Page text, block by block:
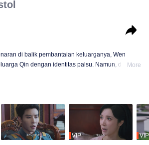
di balik pembantaian keluarganya, Wen
Qin dengan identitas palsu. Namun, dia tak
kembali dengan tekad balas dendam, Ia
Wen Yunong sebagai penipu cinta. Meskipun
emosi mereka semakin dalam di setiap
More
VIP VIP